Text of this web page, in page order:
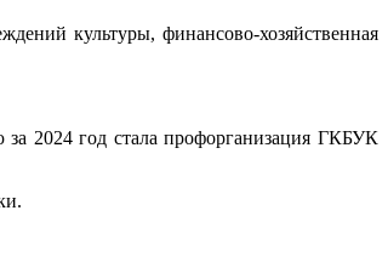
культуры, финансово-хозяйственная
2024 год стала профорганизация ГКБУК